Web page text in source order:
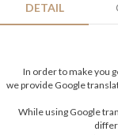
DETAIL
In order to make you
we provide Google
While using Google